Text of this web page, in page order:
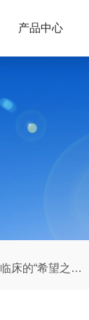
产品中心
“希望之星”？